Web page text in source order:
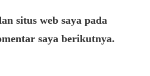
situs web saya pada
saya berikutnya.